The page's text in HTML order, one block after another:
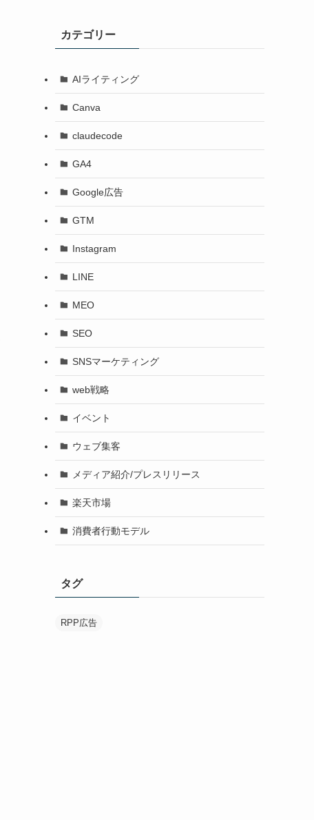
カテゴリー
AIライティング
Canva
claudecode
GA4
Google広告
GTM
Instagram
LINE
MEO
SEO
SNSマーケティング
web戦略
イベント
ウェブ集客
メディア紹介/プレスリリース
楽天市場
消費者行動モデル
タグ
RPP広告